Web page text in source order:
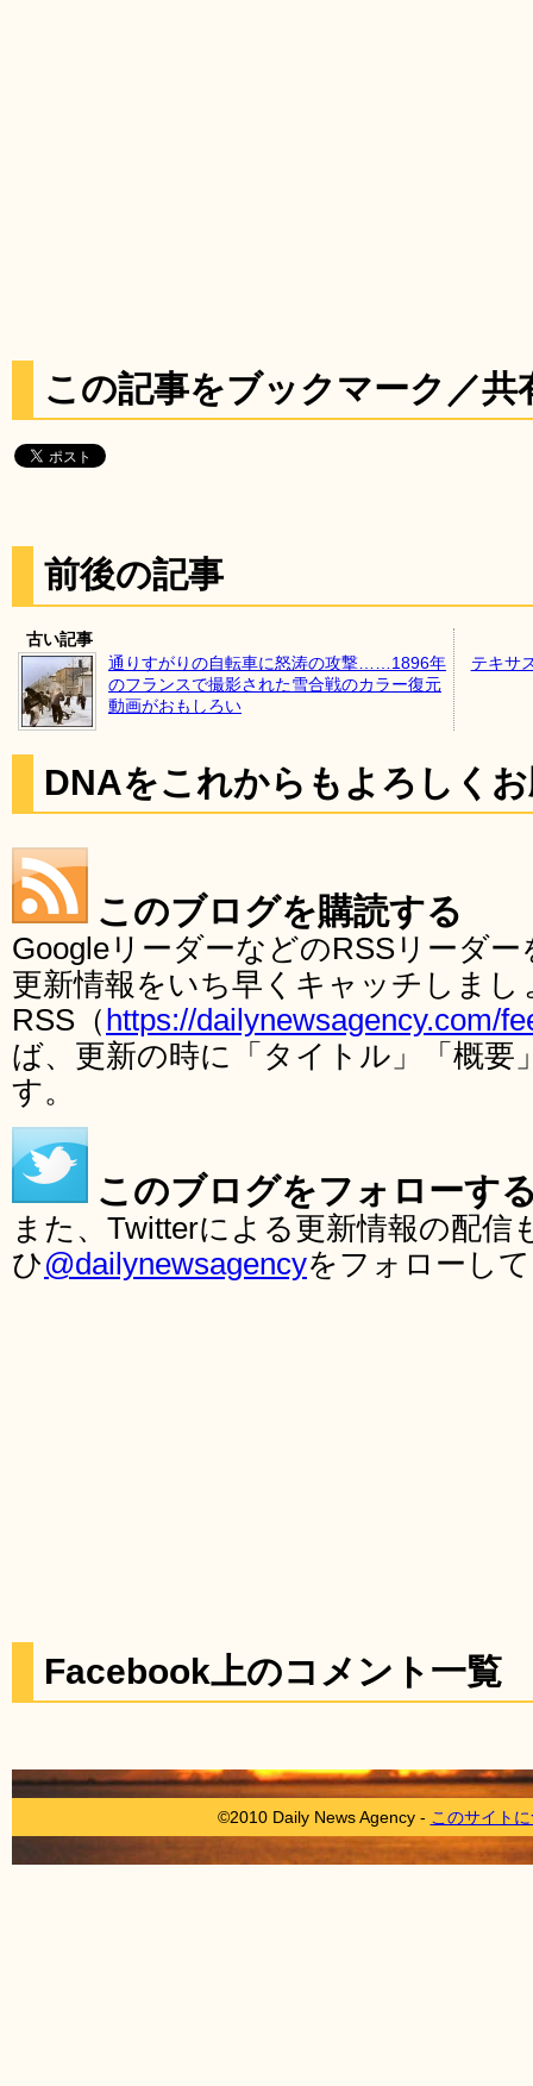
この記事をブックマーク／共
前後の記事
古い記事
通りすがりの自転車に怒涛の攻撃……1896年
のフランスで撮影された雪合戦のカラー復元
動画がおもしろい
テキサ
DNAをこれからもよろしく
このブログを購読する
GoogleリーダーなどのRSSリーダ
更新情報をいち早くキャッチしま
RSS（ https://dailynewsagency.com/
ば、更新の時に「タイトル」「概要
す。
このブログをフォローす
また、Twitterによる更新情報の配
ひ@dailynewsagencyをフォローし
Facebook上のコメント一覧
©2010 Daily News Agency - このサイト